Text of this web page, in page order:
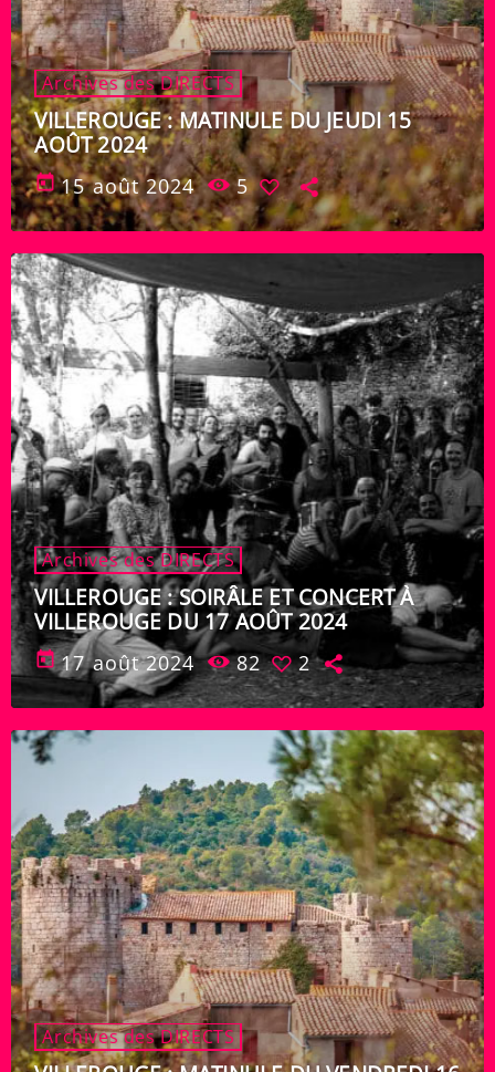
Archives des DIRECTS
VILLEROUGE : MATINULE DU JEUDI 15
AOÛT 2024
today 15 août 2024 5
Archives des DIRECTS
VILLEROUGE : SOIRÂLE ET CONCERT À
VILLEROUGE DU 17 AOÛT 2024
today 17 août 2024 82 2
Archives des DIRECTS